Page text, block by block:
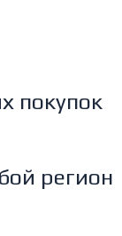
покупок
регион